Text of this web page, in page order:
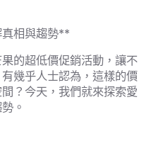
相與趨勢**
的超低價促銷活動，讓不
幾乎人士認為，這樣的價
？今天，我們就來探索愛
。